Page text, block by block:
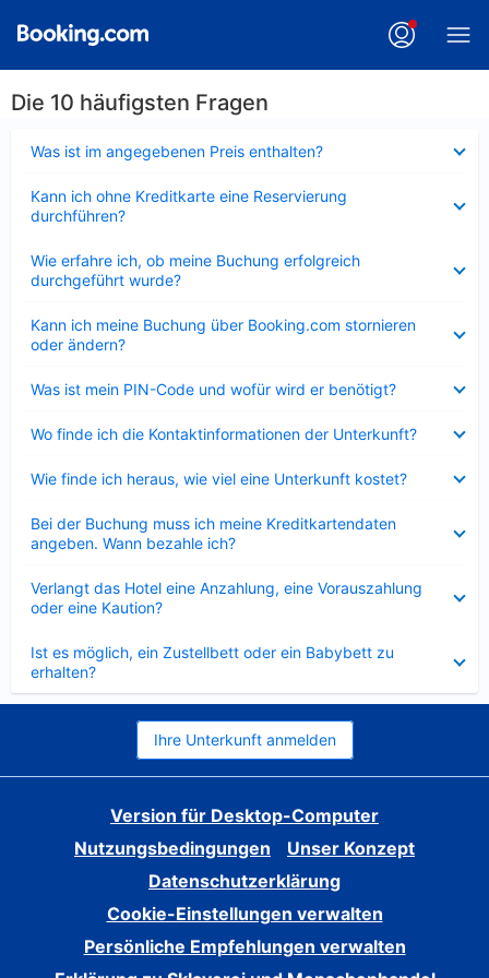
Die 10 häufigsten Fragen
Was ist im angegebenen Preis enthalten?
Kann ich ohne Kreditkarte eine Reservierung
durchführen?
Wie erfahre ich, ob meine Buchung erfolgreich
durchgeführt wurde?
Kann ich meine Buchung über Booking.com stornieren
oder ändern?
Was ist mein PIN-Code und wofür wird er benötigt?
Wo finde ich die Kontaktinformationen der Unterkunft?
Wie finde ich heraus, wie viel eine Unterkunft kostet?
Bei der Buchung muss ich meine Kreditkartendaten
angeben. Wann bezahle ich?
Verlangt das Hotel eine Anzahlung, eine Vorauszahlung
oder eine Kaution?
Ist es möglich, ein Zustellbett oder ein Babybett zu
erhalten?
Ihre Unterkunft anmelden
Version für Desktop-Computer
Nutzungsbedingungen
Unser Konzept
Datenschutzerklärung
Cookie-Einstellungen verwalten
Persönliche Empfehlungen verwalten